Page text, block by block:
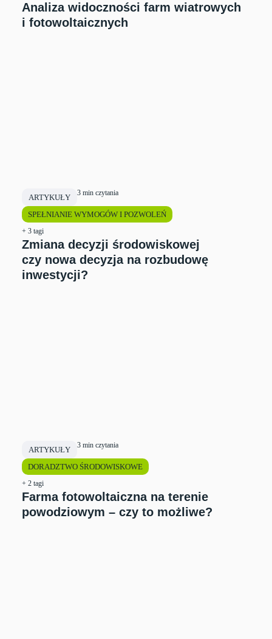
Analiza widoczności farm wiatrowych
i fotowoltaicznych
ARTYKUŁY 3 min czytania
SPEŁNIANIE WYMOGÓW I POZWOLEŃ
+ 3 tagi
Zmiana decyzji środowiskowej
czy nowa decyzja na rozbudowę
inwestycji?
ARTYKUŁY 3 min czytania
DORADZTWO ŚRODOWISKOWE
+ 2 tagi
Farma fotowoltaiczna na terenie
powodziowym – czy to możliwe?